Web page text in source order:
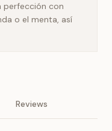
perfección con
o el menta, así
Reviews